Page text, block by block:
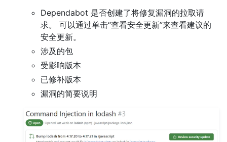
Dependabot 是否创建了将修复漏洞的拉取请
求。 可以通过单击“查看安全更新”来查看建议的
安全更新。
涉及的包
受影响版本
已修补版本
漏洞的简要说明